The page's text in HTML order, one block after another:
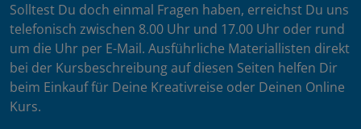
Solltest Du doch einmal Fragen haben, erreichst Du uns
telefonisch zwischen 8.00 Uhr und 17.00 Uhr oder rund
um die Uhr per E-Mail. Ausführliche Materiallisten direkt
bei der Kursbeschreibung auf diesen Seiten helfen Dir
beim Einkauf für Deine Kreativreise oder Deinen Online
Kurs.